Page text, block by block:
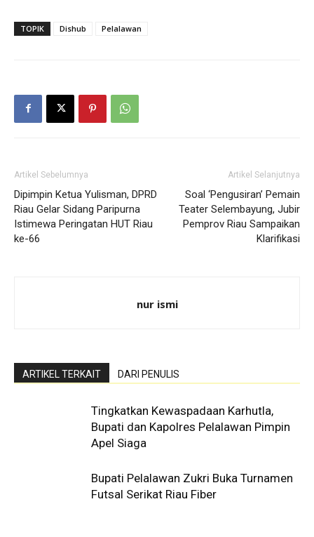
TOPIK Dishub Pelalawan
Artikel Sebelumnya
Dipimpin Ketua Yulisman, DPRD
Riau Gelar Sidang Paripurna
Istimewa Peringatan HUT Riau
ke-66
Artikel Selanjutnya
Soal ‘Pengusiran’ Pemain
Teater Selembayung, Jubir
Pemprov Riau Sampaikan
Klarifikasi
nur ismi
ARTIKEL TERKAIT DARI PENULIS
Tingkatkan Kewaspadaan Karhutla,
Bupati dan Kapolres Pelalawan Pimpin
Apel Siaga
Bupati Pelalawan Zukri Buka Turnamen
Futsal Serikat Riau Fiber